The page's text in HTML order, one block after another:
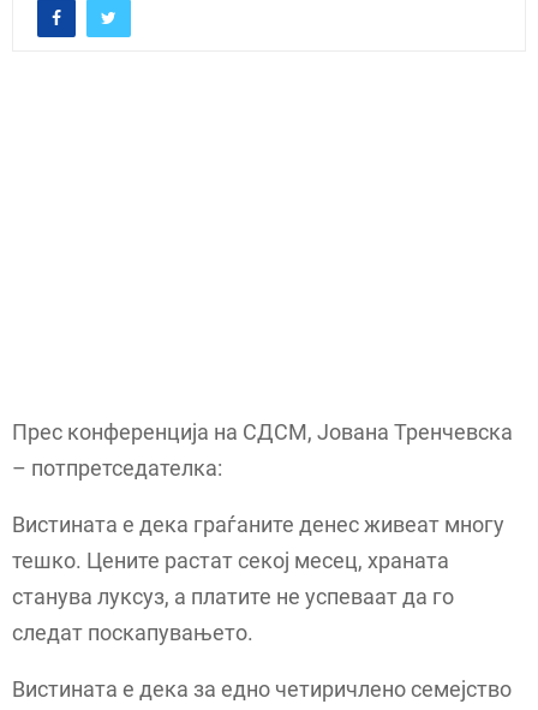
Прес конференција на СДСМ, Јована Тренчевска
– потпретседателка:
Вистината е дека граѓаните денес живеат многу
тешко. Цените растат секој месец, храната
станува луксуз, а платите не успеваат да го
следат поскапувањето.
Вистината е дека за едно четиричлено семејство